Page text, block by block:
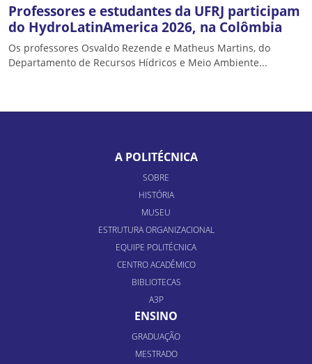
Professores e estudantes da UFRJ participam
do HydroLatinAmerica 2026, na Colômbia
Os professores Osvaldo Rezende e Matheus Martins, do
Departamento de Recursos Hídricos e Meio Ambiente...
A POLITÉCNICA
SOBRE
HISTÓRIA
MUSEU
ESTRUTURA ORGANIZACIONAL
EQUIPE POLITÉCNICA
CENTRO ACADÊMICO
BIBLIOTECAS
A3P
ENSINO
GRADUAÇÃO
MESTRADO